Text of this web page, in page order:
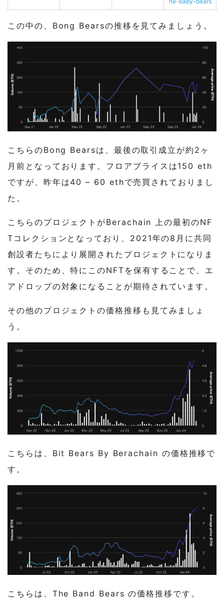
この中の、Bong Bearsの推移を見てみましょう。
こちらのBong Bearsは、最後の取引成立が約2ヶ
月前となっております。フロアプライスは150 eth
ですが、昨年は40 – 60 ethで売買されておりまし
た。
こちらのプロジェクトがBerachain 上の最初のNF
Tコレクションとなっており、2021年の8月に共同
創設者たちにより展開されたプロジェクトになりま
す。そのため、特にこのNFTを保有することで、エ
アドロップの対象になることが期待されています。
その他のプロジェクトの価格推移も見てみましょ
う。
こちらは、Bit Bears By Berachain の価格推移で
す。
こちらは、The Band Bears の価格推移です。